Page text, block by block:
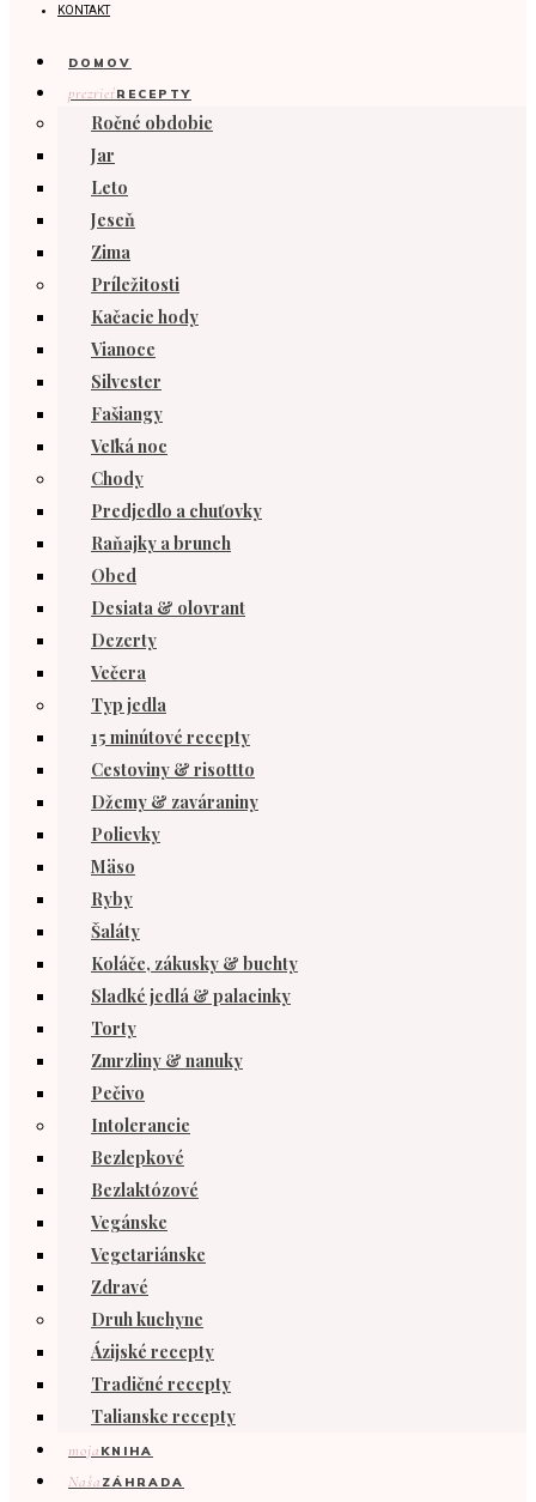
KONTAKT
DOMOV
prezrieťRECEPTY
Ročné obdobie
Jar
Leto
Jeseň
Zima
Príležitosti
Kačacie hody
Vianoce
Silvester
Fašiangy
Veľká noc
Chody
Predjedlo a chuťovky
Raňajky a brunch
Obed
Desiata & olovrant
Dezerty
Večera
Typ jedla
15 minútové recepty
Cestoviny & risottto
Džemy & zaváraniny
Polievky
Mäso
Ryby
Šaláty
Koláče, zákusky & buchty
Sladké jedlá & palacinky
Torty
Zmrzliny & nanuky
Pečivo
Intolerancie
Bezlepkové
Bezlaktózové
Vegánske
Vegetariánske
Zdravé
Druh kuchyne
Ázijské recepty
Tradičné recepty
Talianske recepty
moja KNIHA
Naša ZÁHRADA